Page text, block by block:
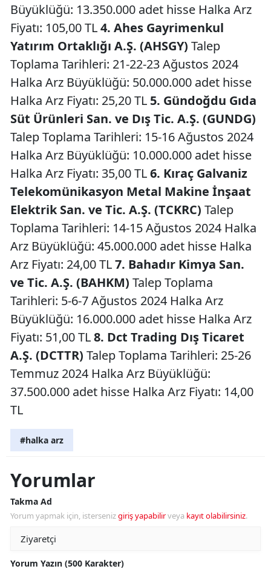
Büyüklüğü: 13.350.000 adet hisse Halka Arz
Fiyatı: 105,00 TL4. Ahes Gayrimenkul
Yatırım Ortaklığı A.Ş. (AHSGY) Talep
Toplama Tarihleri: 21-22-23 Ağustos 2024
Halka Arz Büyüklüğü: 50.000.000 adet hisse
Halka Arz Fiyatı: 25,20 TL 5. Gündoğdu Gıda
Süt Ürünleri San. ve Dış Tic. A.Ş. (GUNDG)
Talep Toplama Tarihleri: 15-16 Ağustos 2024
Halka Arz Büyüklüğü: 10.000.000 adet hisse
Halka Arz Fiyatı: 35,00 TL6. Kıraç Galvaniz
Telekomünikasyon Metal Makine İnşaat
Elektrik San. ve Tic. A.Ş. (TCKRC) Talep
Toplama Tarihleri: 14-15 Ağustos 2024 Halka
Arz Büyüklüğü: 45.000.000 adet hisse Halka
Arz Fiyatı: 24,00 TL7. Bahadır Kimya San.
ve Tic. A.Ş. (BAHKM) Talep Toplama
Tarihleri: 5-6-7 Ağustos 2024 Halka Arz
Büyüklüğü: 16.000.000 adet hisse Halka Arz
Fiyatı: 51,00 TL8. Dct Trading Dış Ticaret
A.Ş. (DCTTR) Talep Toplama Tarihleri: 25-26
Temmuz 2024 Halka Arz Büyüklüğü:
37.500.000 adet hisse Halka Arz Fiyatı: 14,00
TL
#halka arz
Yorumlar
Takma Ad
Yorum yapmak için, istersenizgiriş yapabilirveya kayıt olabilirsiniz.
Yorum Yazın (500 Karakter)